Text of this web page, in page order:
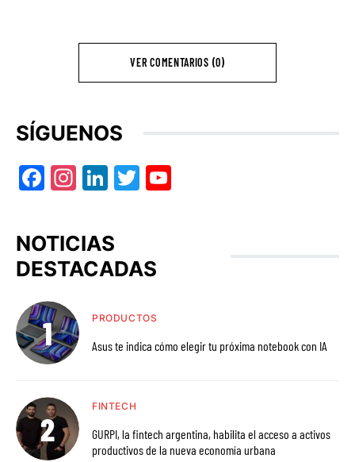
VER COMENTARIOS (0)
SÍGUENOS
Facebook
Instagram
LinkedIn
Twitter
NOTICIAS
DESTACADAS
PRODUCTOS
Asus te indica cómo elegir tu próxima notebook con IA
FINTECH
GURPI, la fintech argentina, habilita el acceso a activos
productivos de la nueva economía urbana